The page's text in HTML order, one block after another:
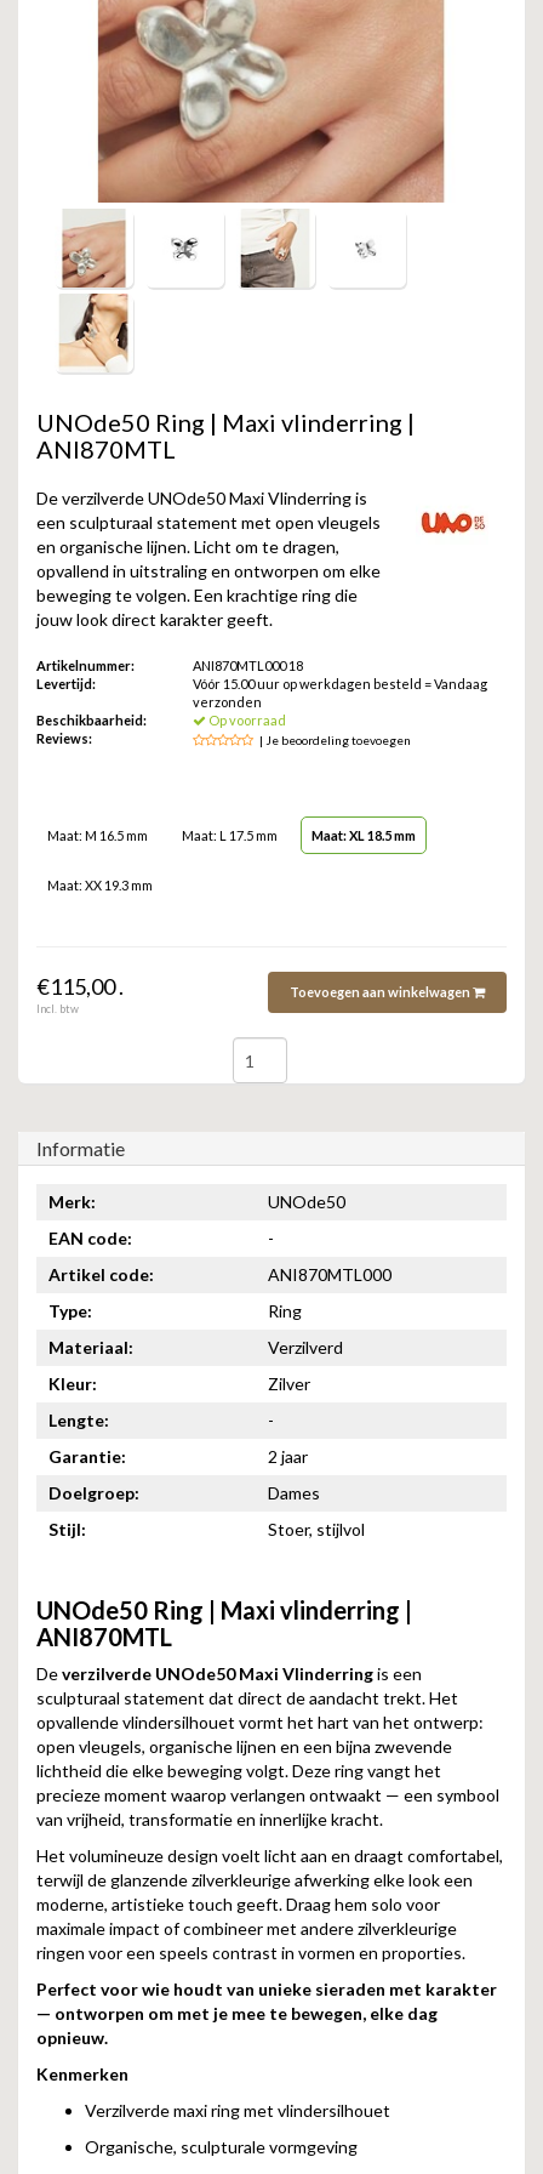
SANJOYA
REBEL & ROSE
SILK | SALE
KARMA
CAMPS & CAMPS
BERNICE
ZAG BIJOUX
LILLY
KAPTEN & SON
SER INTREPIDA | SS25
HORLOGE
CADEAU MAN
CADEAUTJES TOT € 50
CADEAUTJES TOT € 100
CADEAUTJES VANAF € 100
UNOde50 Ring | Maxi vlinderring |
ANI870MTL
De verzilverde UNOde50 Maxi Vlinderring is
een sculpturaal statement met open vleugels
en organische lijnen. Licht om te dragen,
opvallend in uitstraling en ontworpen om elke
beweging te volgen. Een krachtige ring die
jouw look direct karakter geeft.
Artikelnummer:
ANI870MTL000 18
Levertijd:
Vóór 15.00 uur op werkdagen besteld = Vandaag
verzonden
Beschikbaarheid:
Op voorraad
Reviews:
| Je beoordeling toevoegen
Maat: M 16.5 mm Maat: L 17.5 mm Maat: XL 18.5 mm
Maat: XX 19.3 mm
€115,00 .
Incl. btw
Toevoegen aan winkelwagen
Informatie
Merk:
UNOde50
EAN code:
-
Artikel code:
ANI870MTL000
Type:
Ring
Materiaal:
Verzilverd
Kleur:
Zilver
Lengte:
-
Garantie:
2 jaar
Doelgroep:
Dames
Stijl:
Stoer, stijlvol
UNOde50 Ring | Maxi vlinderring |
ANI870MTL
Deverzilverde UNOde50 Maxi Vlinderringis een
sculpturaal statement dat direct de aandacht trekt. Het
opvallende vlindersilhouet vormt het hart van het ontwerp:
open vleugels, organische lijnen en een bijna zwevende
lichtheid die elke beweging volgt. Deze ring vangt het
precieze moment waarop verlangen ontwaakt — een symbool
van vrijheid, transformatie en innerlijke kracht.
Het volumineuze design voelt licht aan en draagt comfortabel,
terwijl de glanzende zilverkleurige afwerking elke look een
moderne, artistieke touch geeft. Draag hem solo voor
maximale impact of combineer met andere zilverkleurige
ringen voor een speels contrast in vormen en proporties.
Perfect voor wie houdt van unieke sieraden met karakter
— ontworpen om met je mee te bewegen, elke dag
opnieuw.
Kenmerken
Verzilverde maxi ring met vlindersilhouet
Organische, sculpturale vormgeving